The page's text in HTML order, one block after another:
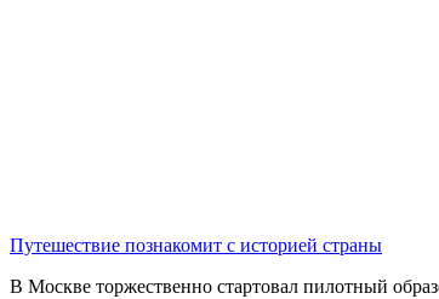
Путешествие познакомит с историей страны
В Москве торжественно стартовал пилотный